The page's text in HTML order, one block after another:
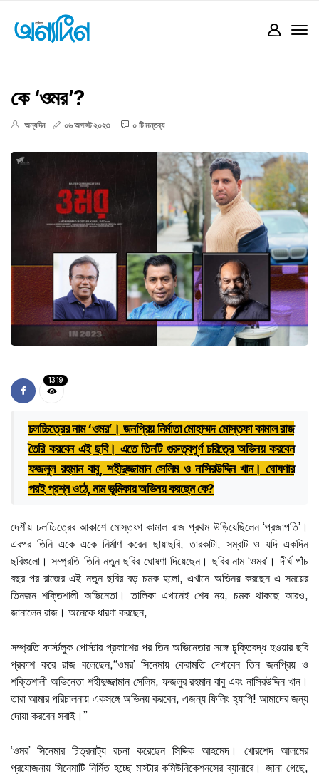
কে ‘ওমর’?
অন্যদিন ০৬ অগাস্ট ২০২৩ ০ টি মন্তব্য
1319
চলচ্চিত্রের নাম ‘ওমর’। জনপ্রিয় নির্মাতা মোহাম্মদ মোস্তফা কামাল রাজ
তৈরি করবেন এই ছবি। এতে তিনটি গুরুত্বপূর্ণ চরিত্রে অভিনয় করবেন
ফজলুল রহমান বাবু, শহীদুজ্জামান সেলিম ও নাসিরউদ্দিন খান। ঘোষণার
পরই প্রশ্ন ওঠে, নাম ভূমিকায় অভিনয় করছেন কে?
দেশীয় চলচ্চিত্রের আকাশে মোস্তফা কামাল রাজ প্রথম উড়িয়েছিলেন ‘প্রজাপতি’।
এরপর তিনি একে একে নির্মাণ করেন ছায়াছবি, তারকাটা, সম্রাট ও যদি একদিন
ছবিগুলো। সম্প্রতি তিনি নতুন ছবির ঘোষণা দিয়েছেন। ছবির নাম ‘ওমর’। দীর্ঘ পাঁচ
বছর পর রাজের এই নতুন ছবির বড় চমক হলো, এখানে অভিনয় করছেন এ সময়ের
তিনজন শক্তিশালী অভিনেতা। তালিকা এখানেই শেষ নয়, চমক থাকছে আরও,
জানালেন রাজ। অনেকে ধারণা করছেন,
সম্প্রতি ফার্স্টলুক পোস্টার প্রকাশের পর তিন অভিনেতার সঙ্গে চুক্তিবদ্ধ হওয়ার ছবি
প্রকাশ করে রাজ বলেছেন,“ওমর’ সিনেমায় কেরামতি দেখাবেন তিন জনপ্রিয় ও
শক্তিশালী অভিনেতা শহীদুজ্জামান সেলিম, ফজলুর রহমান বাবু এবং নাসিরউদ্দিন খান।
তারা আমার পরিচালনায় একসঙ্গে অভিনয় করবেন, এজন্য ফিলিং হ্যাপি! আমাদের জন্য
দোয়া করবেন সবাই।”
‘ওমর’ সিনেমার চিত্রনাট্য রচনা করেছেন সিদ্দিক আহমেদ। খোরশেদ আলমের
প্রযোজনায় সিনেমাটি নির্মিত হচ্ছে মাস্টার কমিউনিকেশনসের ব্যানারে। জানা গেছে,